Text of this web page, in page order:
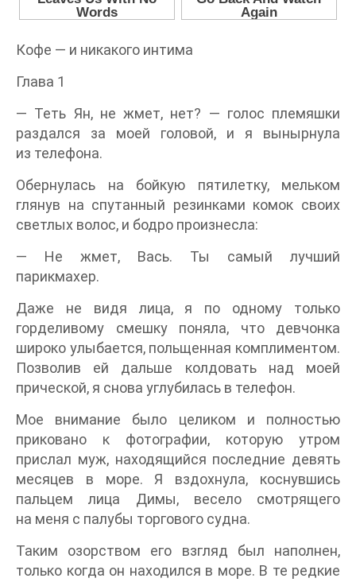
Кофе — и никакого интима
Глава 1
— Теть Ян, не жмет, нет? — голос племяшки
раздался за моей головой, и я вынырнула
из телефона.
Обернулась на бойкую пятилетку, мельком
глянув на спутанный резинками комок своих
светлых волос, и бодро произнесла:
— Не жмет, Вась. Ты самый лучший
парикмахер.
Даже не видя лица, я по одному только
горделивому смешку поняла, что девчонка
широко улыбается, польщенная комплиментом.
Позволив ей дальше колдовать над моей
прической, я снова углубилась в телефон.
Мое внимание было целиком и полностью
приковано к фотографии, которую утром
прислал муж, находящийся последние девять
месяцев в море. Я вздохнула, коснувшись
пальцем лица Димы, весело смотрящего
на меня с палубы торгового судна.
Таким озорством его взгляд был наполнен,
только когда он находился в море. В те редкие